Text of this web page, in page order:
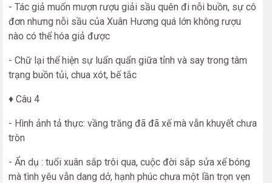
- Tác giả muốn mượn rượu giải sầu quên đi nỗi buồn, sự cô
đơn nhưng nỗi sầu của Xuân Hương quá lớn không rượu
nào có thể hóa giả được
- Chữ lại thể hiện sự luẩn quẩn giữa tỉnh và say trong tâm
trạng buồn tủi, chua xót, bế tắc
♦ Câu 4
- Hình ảnh tả thực: vầng trăng đã đã xế mà vẫn khuyết chưa
tròn
- Ẩn dụ : tuổi xuân sắp trôi qua, cuộc đời sắp sửa xế bóng
mà tình yêu vẫn dang dở, hạnh phúc chưa một lần trọn vẹn